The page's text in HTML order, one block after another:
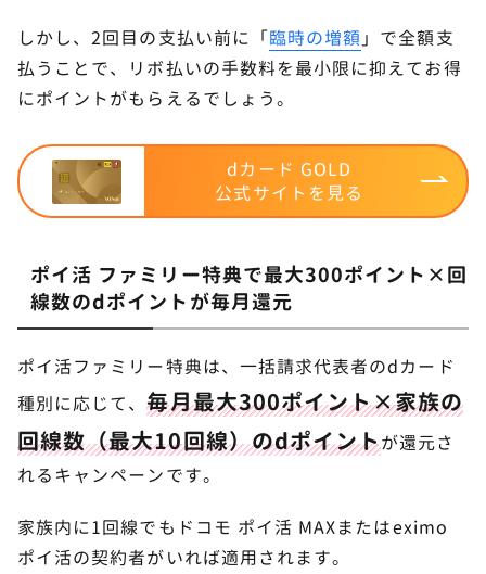
しかし、2回目の支払い前に「臨時の増額」で全額支
払うことで、リボ払いの手数料を最小限に抑えてお得
にポイントがもらえるでしょう。
dカード GOLD
公式サイトを見る
ポイ活 ファミリー特典で最大300ポイント×回
線数のdポイントが毎月還元
ポイ活ファミリー特典は、一括請求代表者のdカード
種別に応じて、毎月最大300ポイント×家族の
回線数（最大10回線）のdポイントが還元さ
れるキャンペーンです。
家族内に1回線でもドコモ ポイ活 MAXまたはeximo
ポイ活の契約者がいれば適用されます。